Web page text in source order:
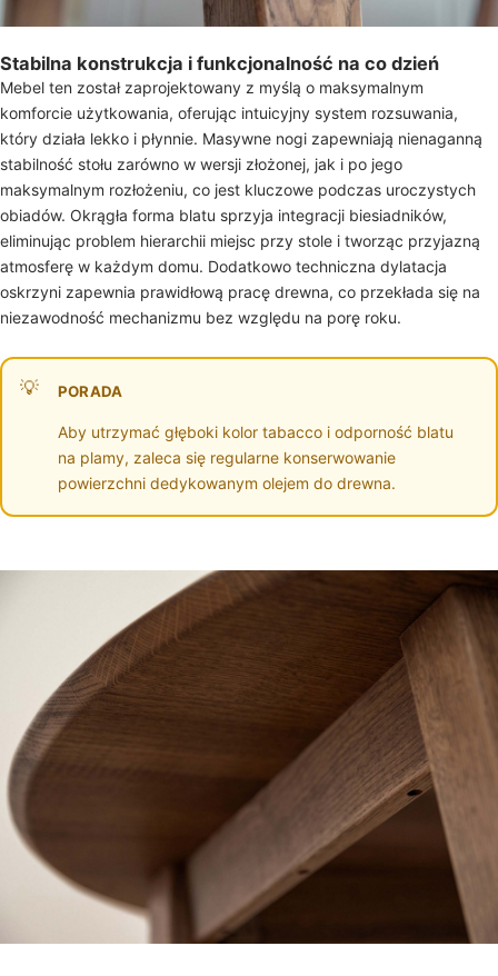
Stabilna konstrukcja i funkcjonalność na co dzień
Mebel ten został zaprojektowany z myślą o maksymalnym
komforcie użytkowania, oferując intuicyjny system rozsuwania,
który działa lekko i płynnie. Masywne nogi zapewniają nienaganną
stabilność stołu zarówno w wersji złożonej, jak i po jego
maksymalnym rozłożeniu, co jest kluczowe podczas uroczystych
obiadów. Okrągła forma blatu sprzyja integracji biesiadników,
eliminując problem hierarchii miejsc przy stole i tworząc przyjazną
atmosferę w każdym domu. Dodatkowo techniczna dylatacja
oskrzyni zapewnia prawidłową pracę drewna, co przekłada się na
niezawodność mechanizmu bez względu na porę roku.
PORADA
Aby utrzymać głęboki kolor tabacco i odporność blatu
na plamy, zaleca się regularne konserwowanie
powierzchni dedykowanym olejem do drewna.